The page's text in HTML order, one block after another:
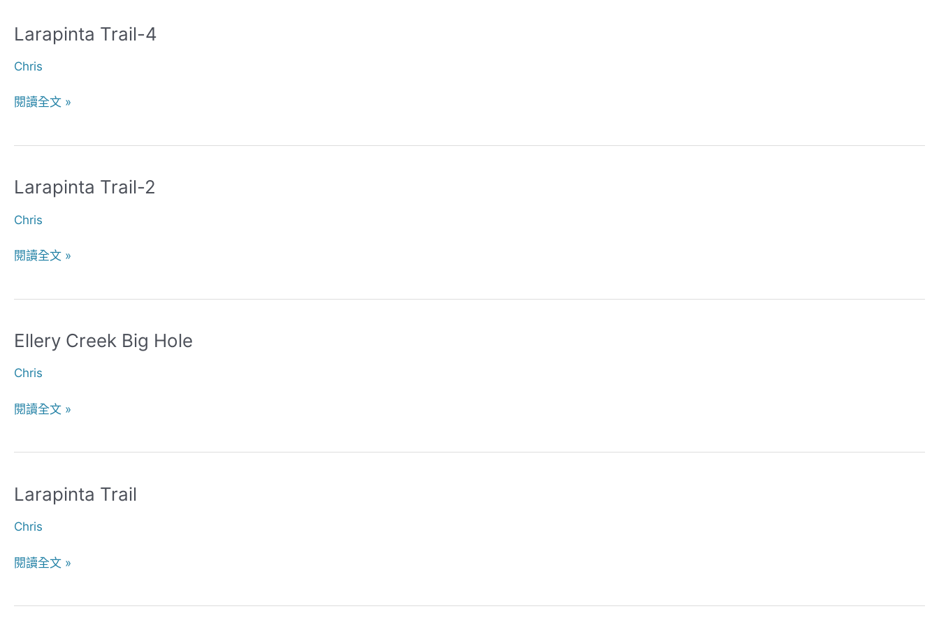
Larapinta Trail-4
Chris
Larapinta
4
閱讀全文 »
Larapinta Trail-2
Chris
Larapinta
2
閱讀全文 »
Ellery Creek Big Hole
Chris
Ellery
Big
閱讀全文 »
Larapinta Trail
Chris
Larapinta
閱讀全文 »